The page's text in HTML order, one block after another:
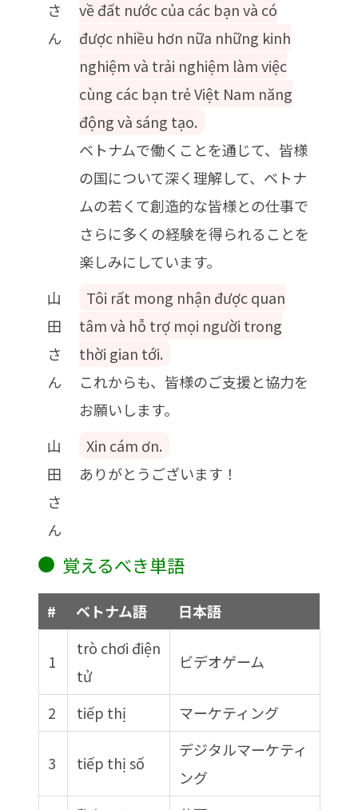
さ
ん
về đất nước của các bạn và có
được nhiều hơn nữa những kinh
nghiệm và trải nghiệm làm việc
cùng các bạn trẻ Việt Nam năng
động và sáng tạo.
ベトナムで働くことを通じて、皆様
の国について深く理解して、ベトナ
ムの若くて創造的な皆様との仕事で
さらに多くの経験を得られることを
楽しみにしています。
山
田
さ
ん
Tôi rất mong nhận được quan
tâm và hỗ trợ mọi người trong
thời gian tới.
これからも、皆様のご支援と協力を
お願いします。
山
田
さ
ん
Xin cám ơn.
ありがとうございます！
覚えるべき単語
# ベトナム語 日本語
1
trò chơi điện
tử
ビデオゲーム
2 tiếp thị マーケティング
3 tiếp thị số
デジタルマーケティ
ング